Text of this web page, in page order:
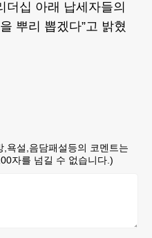
더십 아래 납세자들의
뿌리 뽑겠다”고 밝혔
욕설,음담패설등의 코멘트는
자를 넘길 수 없습니다.)